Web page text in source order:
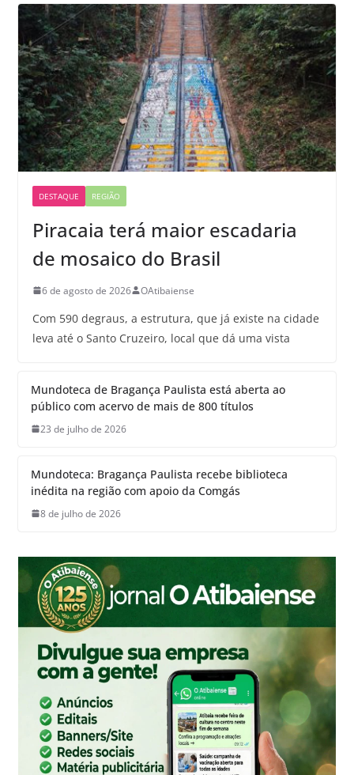
DESTAQUE REGIÃO
Piracaia terá maior escadaria
de mosaico do Brasil
6 de agosto de 2026 OAtibaiense
Com 590 degraus, a estrutura, que já existe na cidade
leva até o Santo Cruzeiro, local que dá uma vista
Mundoteca de Bragança Paulista está aberta ao
público com acervo de mais de 800 títulos
23 de julho de 2026
Mundoteca: Bragança Paulista recebe biblioteca
inédita na região com apoio da Comgás
8 de julho de 2026